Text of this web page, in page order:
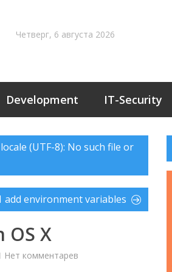
Четверг, 6 августа 2026
Development IT-Security
(UTF-8): No such file or
add environment variables
OS X
Нет комментарев